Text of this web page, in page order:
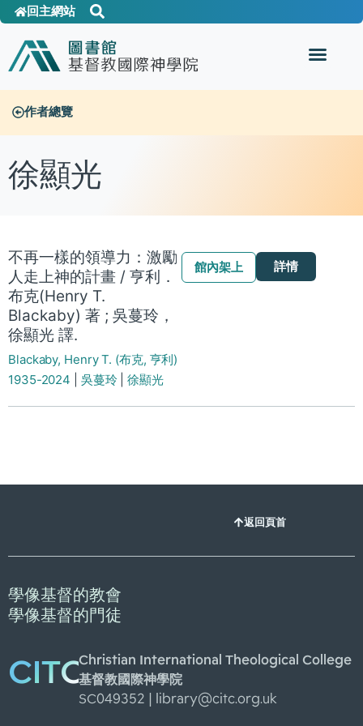
回主網站
作者總覽
徐顯光
不再一樣的領導力：激勵
人走上神的計畫 / 亨利．
布克(Henry T.
Blackaby) 著 ; 吳蔓玲，
徐顯光 譯.
Blackaby, Henry T. (布克, 亨利)
1935-2024
吳蔓玲|徐顯光
館內架上 詳情
返回頁首
學像基督的教會
學像基督的門徒
CITCChristian International Theological College
基督教國際神學院
SC049352 |
library@citc.org.uk